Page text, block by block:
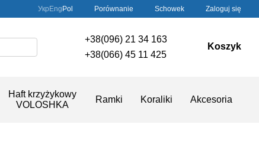
Укр Eng Pol Porównanie Schowek Zaloguj się
+38(096) 21 34 163
+38(066) 45 11 425
Koszyk
Haft krzyżykowy
VOLOSHKA
Ramki Koraliki Akcesoria